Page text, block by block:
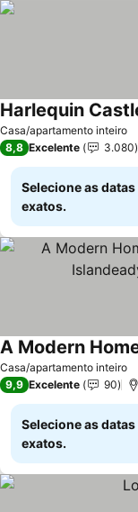
Casa/apartamento inteiro
Harlequin
8,8 Excelente 3.080
Selecione as
exatos.
Casa/apartamento inteiro
Ver preços
9,9 Excelente 90
Selecione as
exatos.